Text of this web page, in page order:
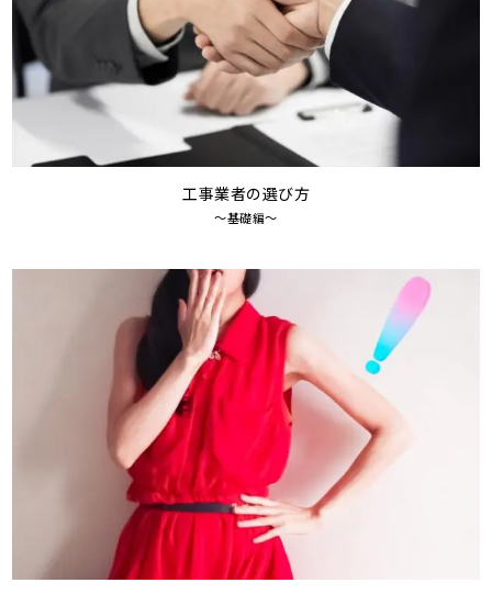
工事業者の選び方
～基礎編～